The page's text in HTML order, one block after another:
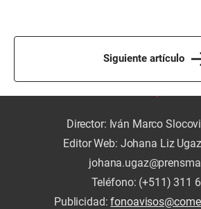
Siguiente artículo
Director: Iván Marco
Editor Web: Johana Liz
Teléfono: (+511) 311
Publicidad: